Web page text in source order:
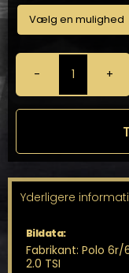
Milltek
Catback
til
6C
(2014-
2017)
Yderligere
Bildata:
Fabrikant: Polo 6r/
2.0 TSI